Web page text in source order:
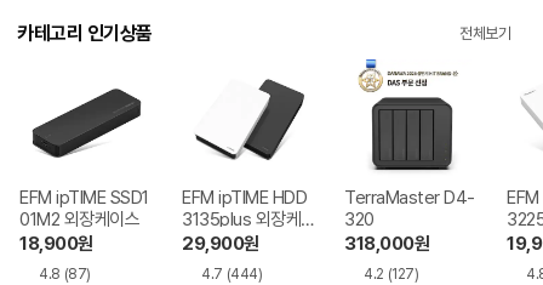
카테고리 인기상품 전체보기
EFM ipTIME SSD1
01M2 외장케이스
18,900원
4.8 (87)
EFM ipTIME HDD
3135plus 외장케
이스
29,900원
4.7 (444)
TerraMaster D4-
320
318,000원
4.2 (127)
이스